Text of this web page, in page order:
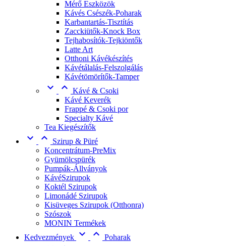
Mérő Eszközök
Kávés Csészék-Poharak
Karbantartás-Tisztítás
Zacckiütők-Knock Box
Tejhabosítók-Tejkiöntők
Latte Art
Otthoni Kávékészítés
Kávétálalás-Felszolgálás
Kávétömörítők-Tamper
  Kávé & Csoki
Kávé Keverék
Frappé & Csoki por
Specialty Kávé
Tea Kiegészítők
 
Szirup & Püré
Koncentrátum-PreMix
Gyümölcspürék
Pumpák-Állványok
KávéSzirupok
Koktél Szirupok
Limonádé Szirupok
Kisüveges Szirupok (Otthonra)
Szószok
MONIN Termékek
Kedvezmények   Poharak